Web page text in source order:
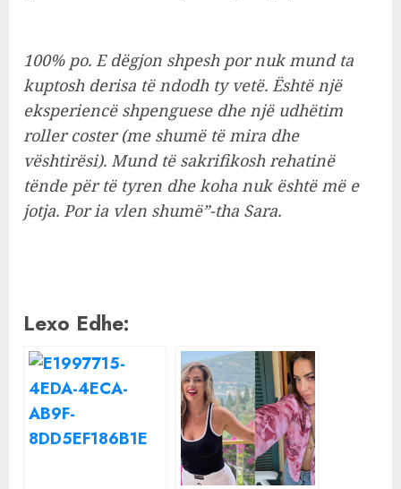
100% po. E dëgjon shpesh por nuk mund ta
kuptosh derisa të ndodh ty vetë. Është një
eksperiencë shpenguese dhe një udhëtim
roller coster (me shumë të mira dhe
vështirësi). Mund të sakrifikosh rehatinë
tënde për të tyren dhe koha nuk është më e
jotja. Por ia vlen shumë”-tha Sara.
Lexo Edhe: